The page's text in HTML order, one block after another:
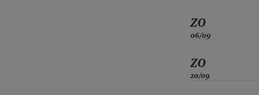
ZO
06/09
ZO
20/09